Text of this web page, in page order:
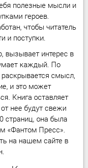
полезные мысли и
героев.
чтобы читатель
и поступки.
вызывает интерес в
каждый. По
смысл,
и это может
Книга оставляет
нее будут свежи
страниц, она была
«Фантом Пресс».
на нашем сайте в